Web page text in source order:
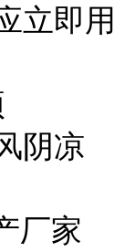
立即用
阴凉